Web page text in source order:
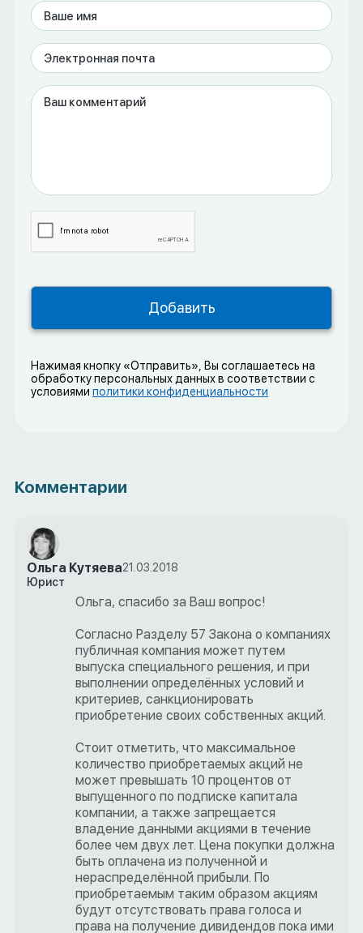
Нажимая кнопку «Отправить», Вы соглашаетесь на
обработку персональных данных в соответствии с
условиями политики конфиденциальности
Комментарии
Ольга Кутяева21.03.2018
Юрист
Ольга, спасибо за Ваш вопрос!
Согласно Разделу 57 Закона о компаниях
публичная компания может путем
выпуска специального решения, и при
выполнении определённых условий и
критериев, санкционировать
приобретение своих собственных акций.
Cтоит отметить, что максимальное
количество приобретаемых акций не
может превышать 10 процентов от
выпущенного по подписке капитала
компании, а также запрещается
владение данными акциями в течение
более чем двух лет. Цена покупки должна
быть оплачена из полученной и
нераспределённой прибыли. По
приобретаемым таким образом акциям
будут отсутствовать права голоса и
права на получение дивидендов пока ими